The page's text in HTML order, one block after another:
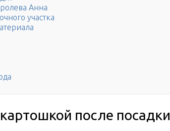
Анна
участка
после посадки